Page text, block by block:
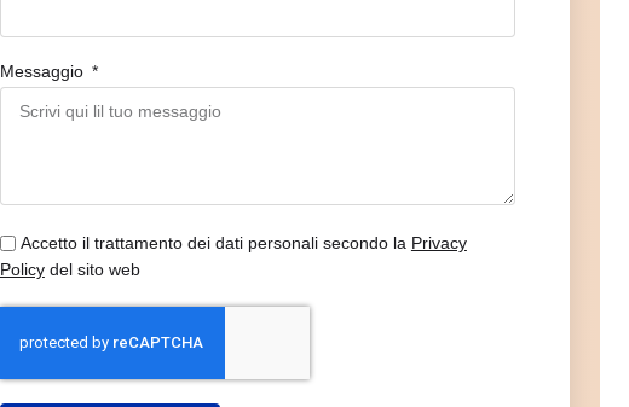
Messaggio
Accetto il trattamento dei dati personali secondo la Privacy
Policydel sito web